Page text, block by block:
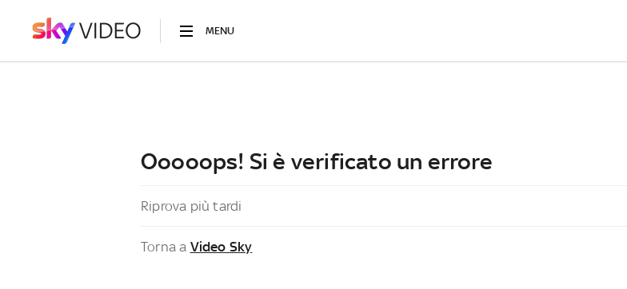
MENU
Ooooops! Si è verificato un errore
Riprova più tardi
Torna a Video Sky